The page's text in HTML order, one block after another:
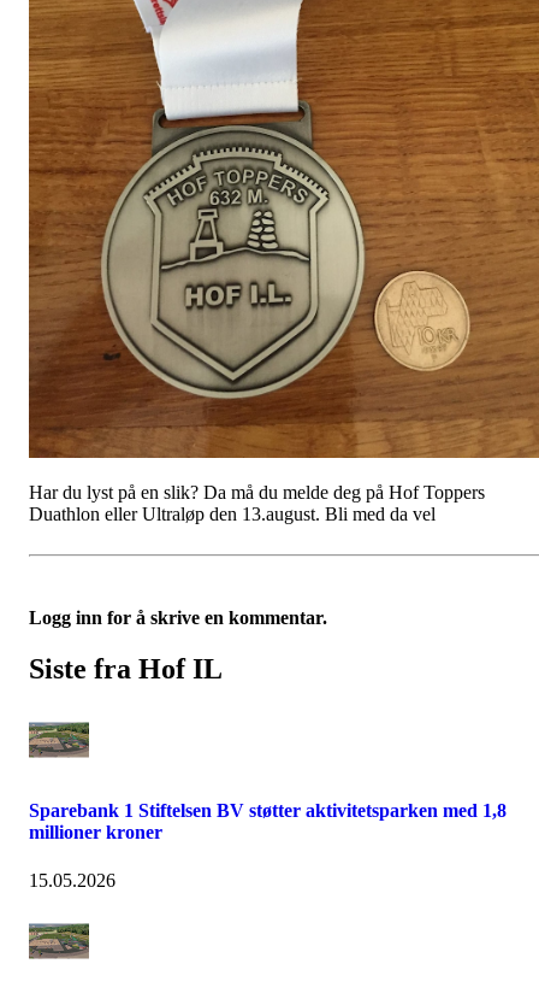
Har du lyst på en slik? Da må du melde deg på Hof Toppers
Duathlon eller Ultraløp den 13.august. Bli med da vel
Logg inn for å skrive en kommentar.
Siste fra Hof IL
Sparebank 1 Stiftelsen BV støtter aktivitetsparken med 1,8
millioner kroner
15.05.2026